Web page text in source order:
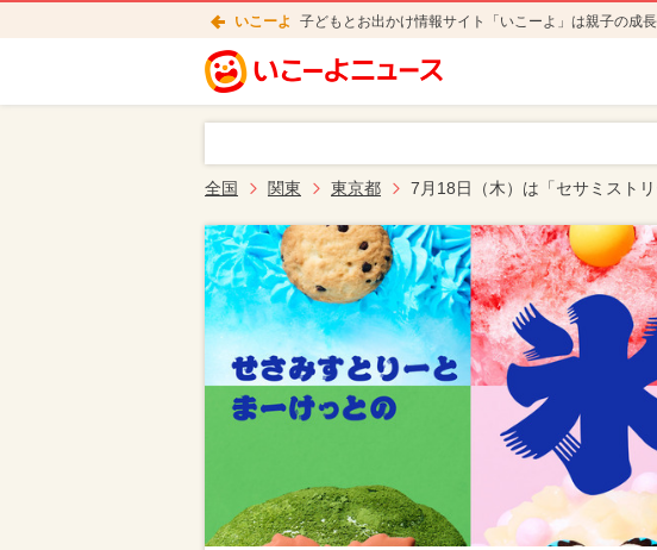
いこーよ 子どもとお出かけ情報サイト「いこーよ」は親子の成
全国 関東 東京都 7月18日（木）は「セサミスト